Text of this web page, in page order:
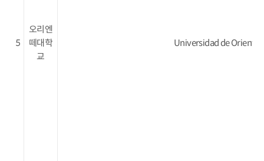
5
오리엔
떼대학
교
Universidad de Oriente